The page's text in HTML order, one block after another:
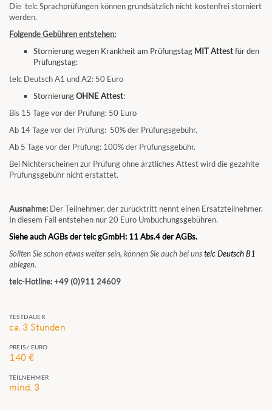
Die telc Sprachprüfungen können grundsätzlich nicht kostenfrei storniert
werden.
Folgende Gebühren entstehen:
Stornierung wegen Krankheit am Prüfungstag MIT Attestfür den
Prüfungstag:
telc Deutsch A1 und A2: 50 Euro
StornierungOHNE Attest:
Bis 15 Tage vor der Prüfung: 50 Euro
Ab 14 Tage vor der Prüfung: 50% der Prüfungsgebühr.
Ab 5 Tage vor der Prüfung: 100% der Prüfungsgebühr.
Bei Nichterscheinen zur Prüfung ohne ärztliches Attest wird die gezahlte
Prüfungsgebühr nicht erstattet.
Ausnahme: Der Teilnehmer, der zurücktritt nennt einen Ersatzteilnehmer.
In diesem Fall entstehen nur 20 Euro Umbuchungsgebühren.
Siehe auch AGBs der telc gGmbH: 11 Abs.4 der AGBs.
Sollten Sie schon etwas weiter sein, können Sie auch bei unstelc Deutsch B1
ablegen.
telc-Hotline: +49 (0)911 24609
TESTDAUER
ca. 3 Stunden
PREIS / EURO
140 €
TEILNEHMER
mind. 3